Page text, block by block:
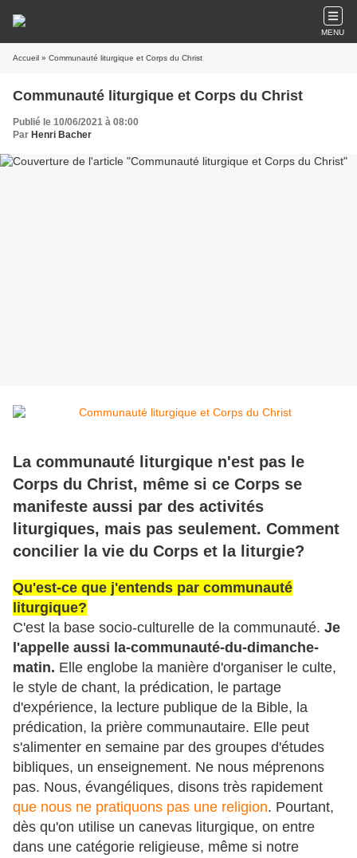
MENU
Accueil » Communauté liturgique et Corps du Christ
Communauté liturgique et Corps du Christ
Publié le 10/06/2021 à 08:00
Par Henri Bacher
La communauté liturgique n'est pas le
Corps du Christ, même si ce Corps se
manifeste aussi par des activités
liturgiques, mais pas seulement. Comment
concilier la vie du Corps et la liturgie?
Qu'est-ce que j'entends par communauté
liturgique?
C'est la base socio-culturelle de la communauté. Je
l'appelle aussi la-communauté-du-dimanche-
matin. Elle englobe la manière d'organiser le culte,
le style de chant, la prédication, le partage
d'expérience, la lecture publique de la Bible, la
prédication, la prière communautaire. Elle peut
s'alimenter en semaine par des groupes d'études
bibliques, un enseignement. Ne nous méprenons
pas. Nous, évangéliques, disons très rapidement
que nous ne pratiquons pas une religion. Pourtant,
dès qu'on utilise un canevas liturgique, on entre
dans une catégorie religieuse, même si notre